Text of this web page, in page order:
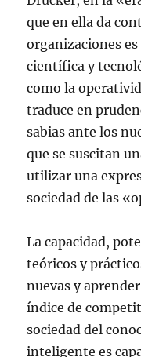
que en ella da
organizaciones
científica y
como la
traduce en
sabias ante los
que se suscitan
utilizar una
sociedad de las
La capacidad,
teóricos y
nuevas y
índice de
sociedad del
inteligente es